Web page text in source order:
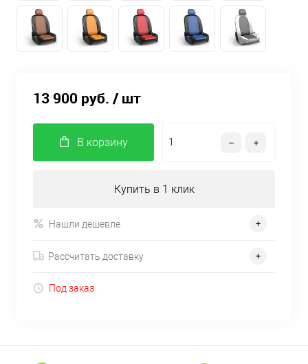
13 900 руб. / шт
В корзину
Купить в 1 клик
Нашли дешевле
Рассчитать доставку
Под заказ